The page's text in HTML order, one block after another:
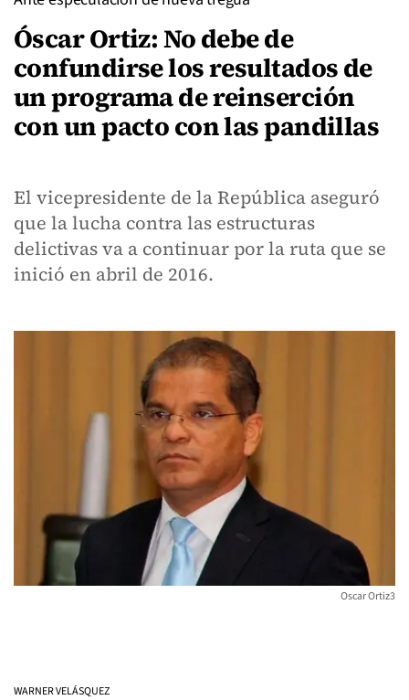
Óscar Ortiz: No debe de
confundirse los resultados de
un programa de reinserción
con un pacto con las pandillas
El vicepresidente de la República aseguró
que la lucha contra las estructuras
delictivas va a continuar por la ruta que se
inició en abril de 2016.
Oscar Ortiz3
WARNER VELÁSQUEZ